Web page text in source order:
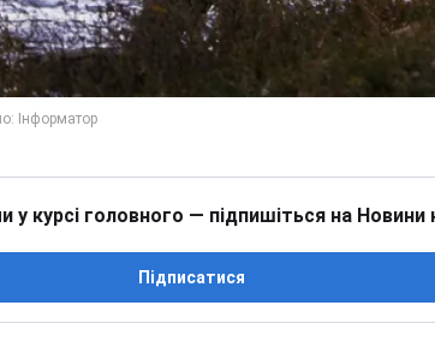
у курсі головного — підпишіться на Новини
Підписатися